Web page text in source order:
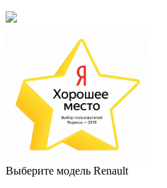
Выберите модель Renault